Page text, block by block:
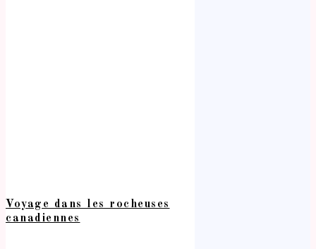
Voyage dans les rocheuses
canadiennes